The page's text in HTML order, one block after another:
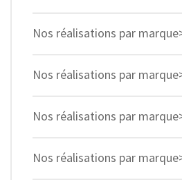
Nos réalisations par
Nos réalisations par
Nos réalisations par
Nos réalisations par